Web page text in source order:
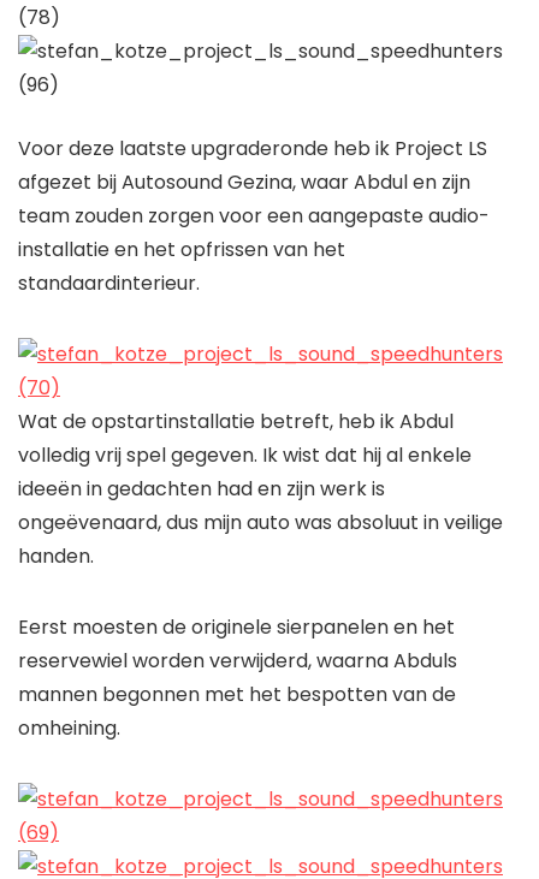
Voor deze laatste upgraderonde heb ik Project LS
afgezet bij Autosound Gezina, waar Abdul en zijn
team zouden zorgen voor een aangepaste audio-
installatie en het opfrissen van het
standaardinterieur.
Wat de opstartinstallatie betreft, heb ik Abdul
volledig vrij spel gegeven. Ik wist dat hij al enkele
ideeën in gedachten had en zijn werk is
ongeëvenaard, dus mijn auto was absoluut in veilige
handen.
Eerst moesten de originele sierpanelen en het
reservewiel worden verwijderd, waarna Abduls
mannen begonnen met het bespotten van de
omheining.